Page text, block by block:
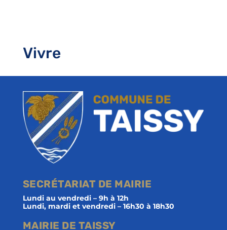
Vivre
SECRÉTARIAT DE MAIRIE
Lundi au vendredi – 9h à 12h
Lundi, mardi et vendredi – 16h30 à 18h30
MAIRIE DE TAISSY